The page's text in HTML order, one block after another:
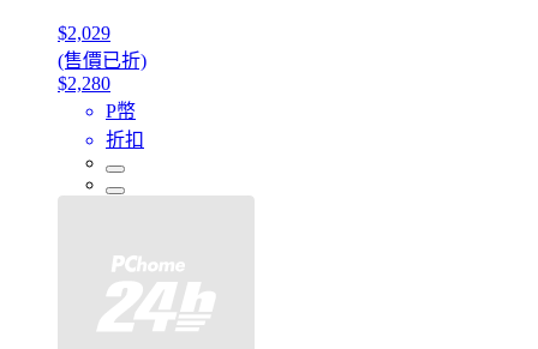
$2,029
(售價已折)
$2,280
P幣
折扣